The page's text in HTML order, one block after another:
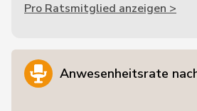
Pro Ratsmitglied anzeigen >
Anwesenheitsrate